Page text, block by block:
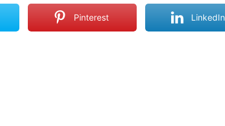
Pinterest LinkedIn